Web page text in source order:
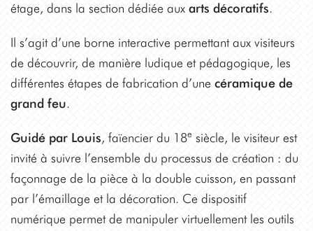
étage, dans la section dédiée aux arts décoratifs.
Il s’agit d’une borne interactive permettant aux visiteurs
de découvrir, de manière ludique et pédagogique, les
différentes étapes de fabrication d’une céramique de
grand feu.
Guidé par Louis, faïencier du 18e siècle, le visiteur est
invité à suivre l’ensemble du processus de création : du
façonnage de la pièce à la double cuisson, en passant
par l’émaillage et la décoration. Ce dispositif
numérique permet de manipuler virtuellement les outils